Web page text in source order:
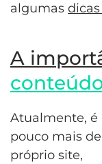
algumas
A
Atualmente, é
pouco mais
próprio site,